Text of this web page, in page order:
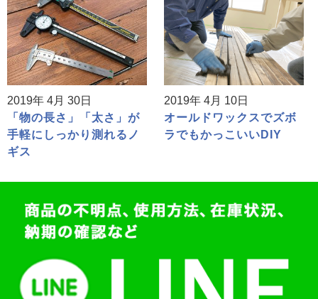
2019年 4月 30日
「物の長さ」「太さ」が
手軽にしっかり測れるノ
ギス
2019年 4月 10日
オールドワックスでズボ
ラでもかっこいいDIY